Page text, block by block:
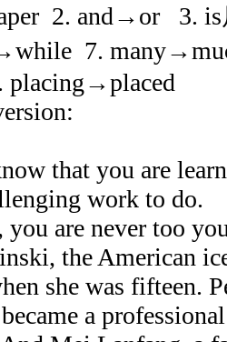
2. and→or 3. is
7.
placing→placed
that you are
work to do.
are never too
the American
she was fifteen.
a